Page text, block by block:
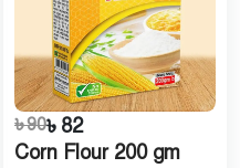
৳ 90৳ 82
Corn Flour 200 gm